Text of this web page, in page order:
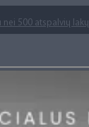
nei 500 atspalvių lakų